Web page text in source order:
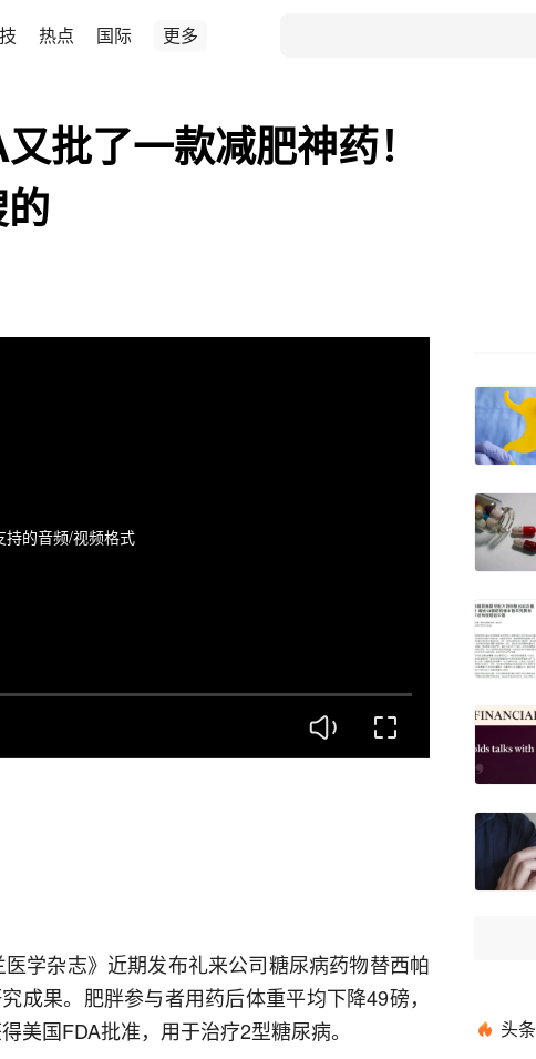
热点 国际 更多
批了一款减肥神药！
持的音频/视频格式
学杂志》近期发布礼来公司糖尿病药物替西帕
成果。肥胖参与者用药后体重平均下降49磅，
美国FDA批准，用于治疗2型糖尿病。
头